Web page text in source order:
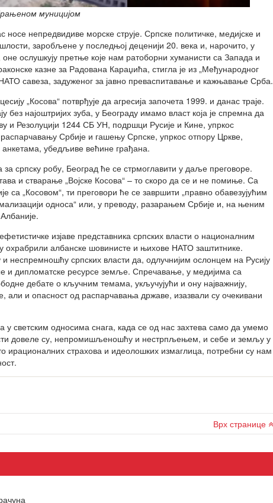
муницијом
носе непредвидиве морске струје. Српске политичке, медијске и
заробљене у последњој деценији 20. века и, нарочито, у
ослушкују претње које нам ратоборни хуманисти са Запада и
казне за Радована Караџића, стигла је из „Међународног
савеза, задуженог за јавно преваспитавање и кажњавање Срба.
„Косова“ потврђује да агресија започета 1999. и данас траје.
без најоштријих зуба, у Београду имамо власт која је спремна да
и Резолуцији 1244 СБ УН, подршци Русије и Кине, упркос
Србије и гашењу Српске, упркос отпору Цркве,
анкетама, убедљиве већине грађана.
српску робу, Београд ће се стрмоглавити у даље преговоре.
и стварање „Војске Косова“ – то скоро да се и не помиње. Са
са „Косовом“, ти преговори ће се завршити „правно обавезујућим
односа“ или, у преводу, разарањем Србије и, на њеним
изјаве представника српских власти о националним
охрабрили албанске шовинисте и њихове НАТО заштитнике.
неспремношћу српских власти да, одлучнијим ослонцем на Русију
и дипломатске ресурсе земље. Спречавање, у медијима са
дебате о кључним темама, укључујући и ону најважнију,
али и опасност од распарчавања државе, изазвали су очекивани
светским односима снага, када се од нас захтева само да умемо
довеле су, непромишљеношћу и нестрпљењем, и себе и земљу у
ирационалних страхова и идеолошких измаглица, потребни су нам
Врх странице